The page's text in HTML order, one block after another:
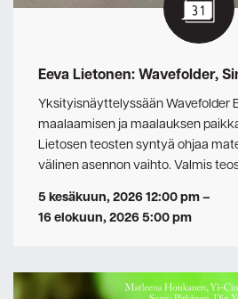
Eeva Lietonen: Wavefolder,
Yksityisnäyttelyssään Wavefolder
maalaamisen ja maalauksen
Lietosen teosten syntyä ohjaa
välinen asennon vaihto. Valmis
5 kesäkuun, 2026 12:00 pm–
16 elokuun, 2026 5:00 pm